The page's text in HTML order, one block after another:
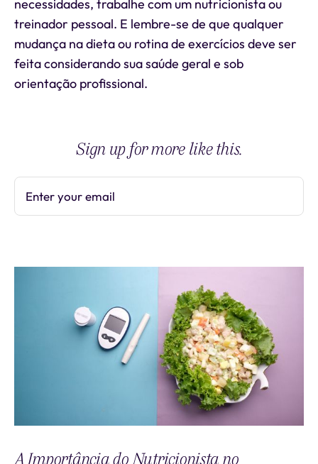
necessidades, trabalhe com um nutricionista ou
treinador pessoal. E lembre-se de que qualquer
mudança na dieta ou rotina de exercícios deve ser
feita considerando sua saúde geral e sob
orientação profissional.
Sign up for more like this.
Enter your email